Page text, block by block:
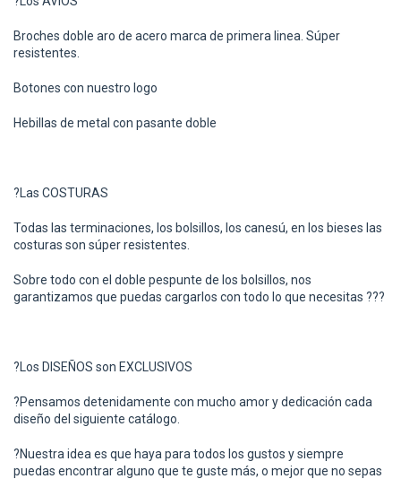
Broches doble aro de acero marca de primera linea. Súper
resistentes.
Botones con nuestro logo
Hebillas de metal con pasante doble
?Las COSTURAS
Todas las terminaciones, los bolsillos, los canesú, en los bieses las
costuras son súper resistentes.
Sobre todo con el doble pespunte de los bolsillos, nos
garantizamos que puedas cargarlos con todo lo que necesitas ???
?Los DISEÑOS son EXCLUSIVOS
?Pensamos detenidamente con mucho amor y dedicación cada
diseño del siguiente catálogo.
?Nuestra idea es que haya para todos los gustos y siempre
puedas encontrar alguno que te guste más, o mejor que no sepas